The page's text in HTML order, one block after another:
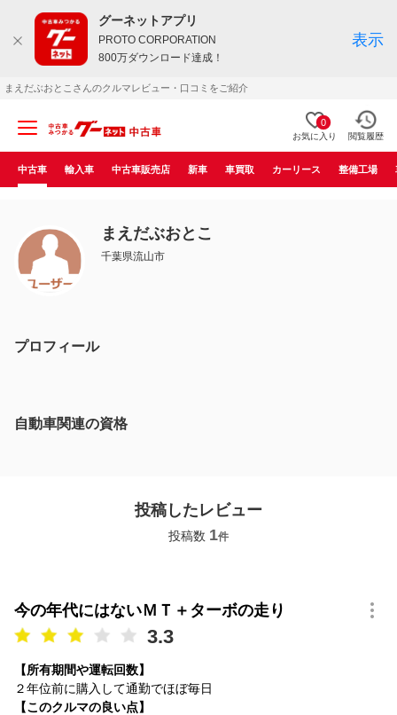
グーネットアプリ
PROTO CORPORATION
800万ダウンロード達成！
表示
まえだぶおとこさんのクルマレビュー・口コミをご紹介
0
お気に入り 閲覧履歴
中古車 輸入車 中古車販売店 新車 車買取 カーリース 整備工場
まえだぶおとこ
千葉県流山市
プロフィール
自動車関連の資格
投稿したレビュー
投稿数 1件
今の年代にはないＭＴ＋ターボの走り
3.3
【所有期間や運転回数】
２年位前に購入して通勤でほぼ毎日
【このクルマの良い点】